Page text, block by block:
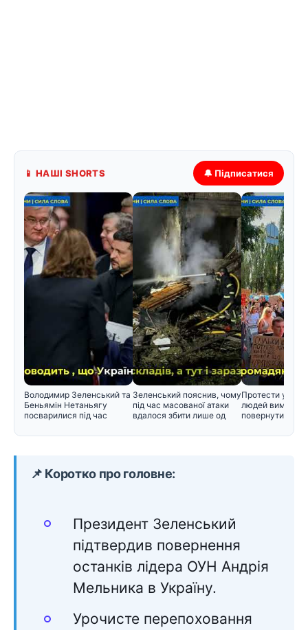
📱 НАШІ SHORTS 🔔 Підписатися
Володимир Зеленський та
Беньямін Нетаньягу
посварилися під час
Зеленський пояснив, чому
під час масованої атаки
вдалося збити лише од
Протести у
людей
повернути
📌 Коротко про головне:
Президент Зеленський
підтвердив повернення
останків лідера ОУН Андрія
Мельника в Україну.
Урочисте перепоховання